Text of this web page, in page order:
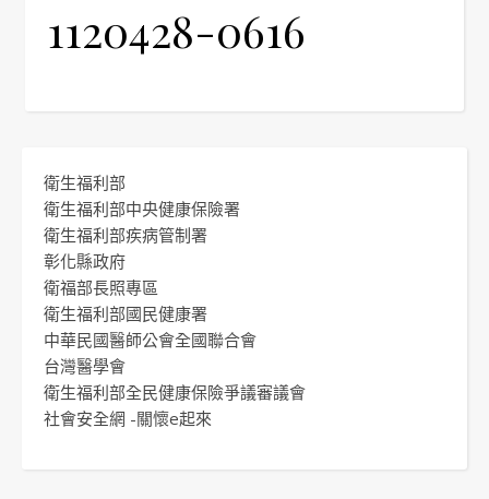
1120428-0616
衛生福利部
衛生福利部中央健康保險署
衛生福利部疾病管制署
彰化縣政府
衛福部長照專區
衛生福利部國民健康署
中華民國醫師公會全國聯合會
台灣醫學會
衛生福利部全民健康保險爭議審議會
社會安全網 -關懷e起來